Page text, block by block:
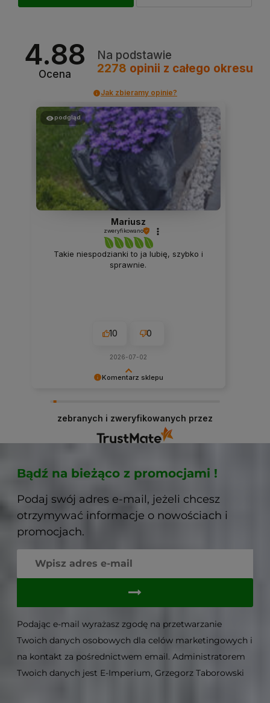
4.88
Ocena
Na podstawie
2278 opinii z całego okresu
Jak zbieramy opinie?
Komentarz sklepu
jakość naszych usług. Mamy nadzieję, że już
teraz sprostaliśmy Twoim wymaganiom i wrócisz
podgląd
Mariusz
zweryfikowano
Takie niespodzianki to ja lubię, szybko i
sprawnie.
2026-07-02
zebranych i zweryfikowanych przez
Bądź na bieżąco z promocjami !
Podaj swój adres e-mail, jeżeli chcesz
otrzymywać informacje o nowościach i
promocjach.
Podając e-mail wyrażasz zgodę na przetwarzanie
Twoich danych osobowych dla celów marketingowych i
na kontakt za pośrednictwem email. Administratorem
Twoich danych jest E-Imperium, Grzegorz Taborowski